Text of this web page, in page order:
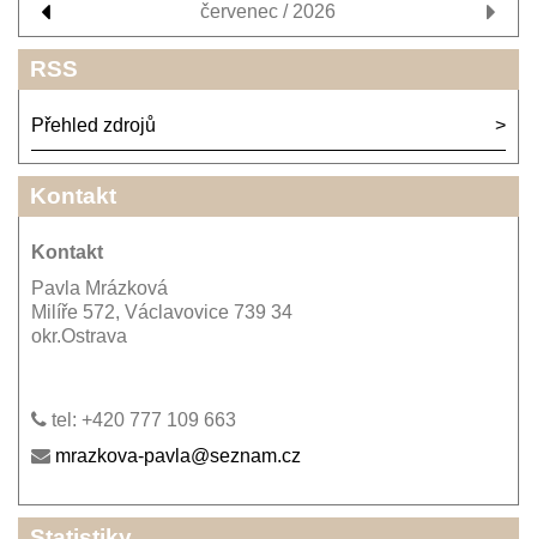
červenec / 2026
RSS
Přehled zdrojů
Kontakt
Kontakt
Pavla Mrázková
Milíře 572, Václavovice 739 34
okr.Ostrava
tel: +420 777 109 663
mrazkova-pavla@seznam.cz